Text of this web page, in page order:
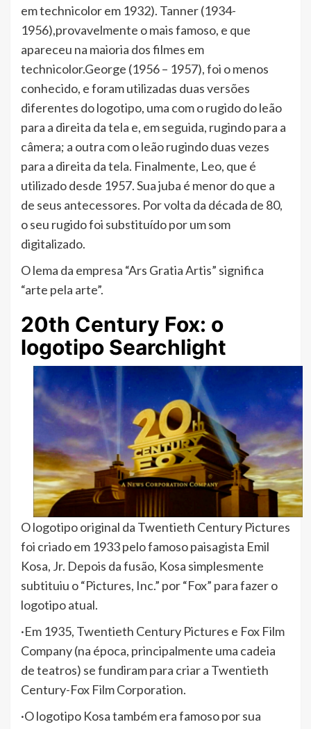
em technicolor em 1932). Tanner (1934-
1956),provavelmente o mais famoso, e que
apareceu na maioria dos filmes em
technicolor.George (1956 – 1957), foi o menos
conhecido, e foram utilizadas duas versões
diferentes do logotipo, uma com o rugido do leão
para a direita da tela e, em seguida, rugindo para a
câmera; a outra com o leão rugindo duas vezes
para a direita da tela. Finalmente, Leo, que é
utilizado desde 1957. Sua juba é menor do que a
de seus antecessores. Por volta da década de 80,
o seu rugido foi substituído por um som
digitalizado.
O lema da empresa “Ars Gratia Artis” significa
“arte pela arte”.
20th Century Fox: o
logotipo Searchlight
O logotipo original da Twentieth Century Pictures
foi criado em 1933 pelo famoso paisagista Emil
Kosa, Jr. Depois da fusão, Kosa simplesmente
subtituiu o “Pictures, Inc.” por “Fox” para fazer o
logotipo atual.
·Em 1935, Twentieth Century Pictures e Fox Film
Company (na época, principalmente uma cadeia
de teatros) se fundiram para criar a Twentieth
Century-Fox Film Corporation.
·O logotipo Kosa também era famoso por sua